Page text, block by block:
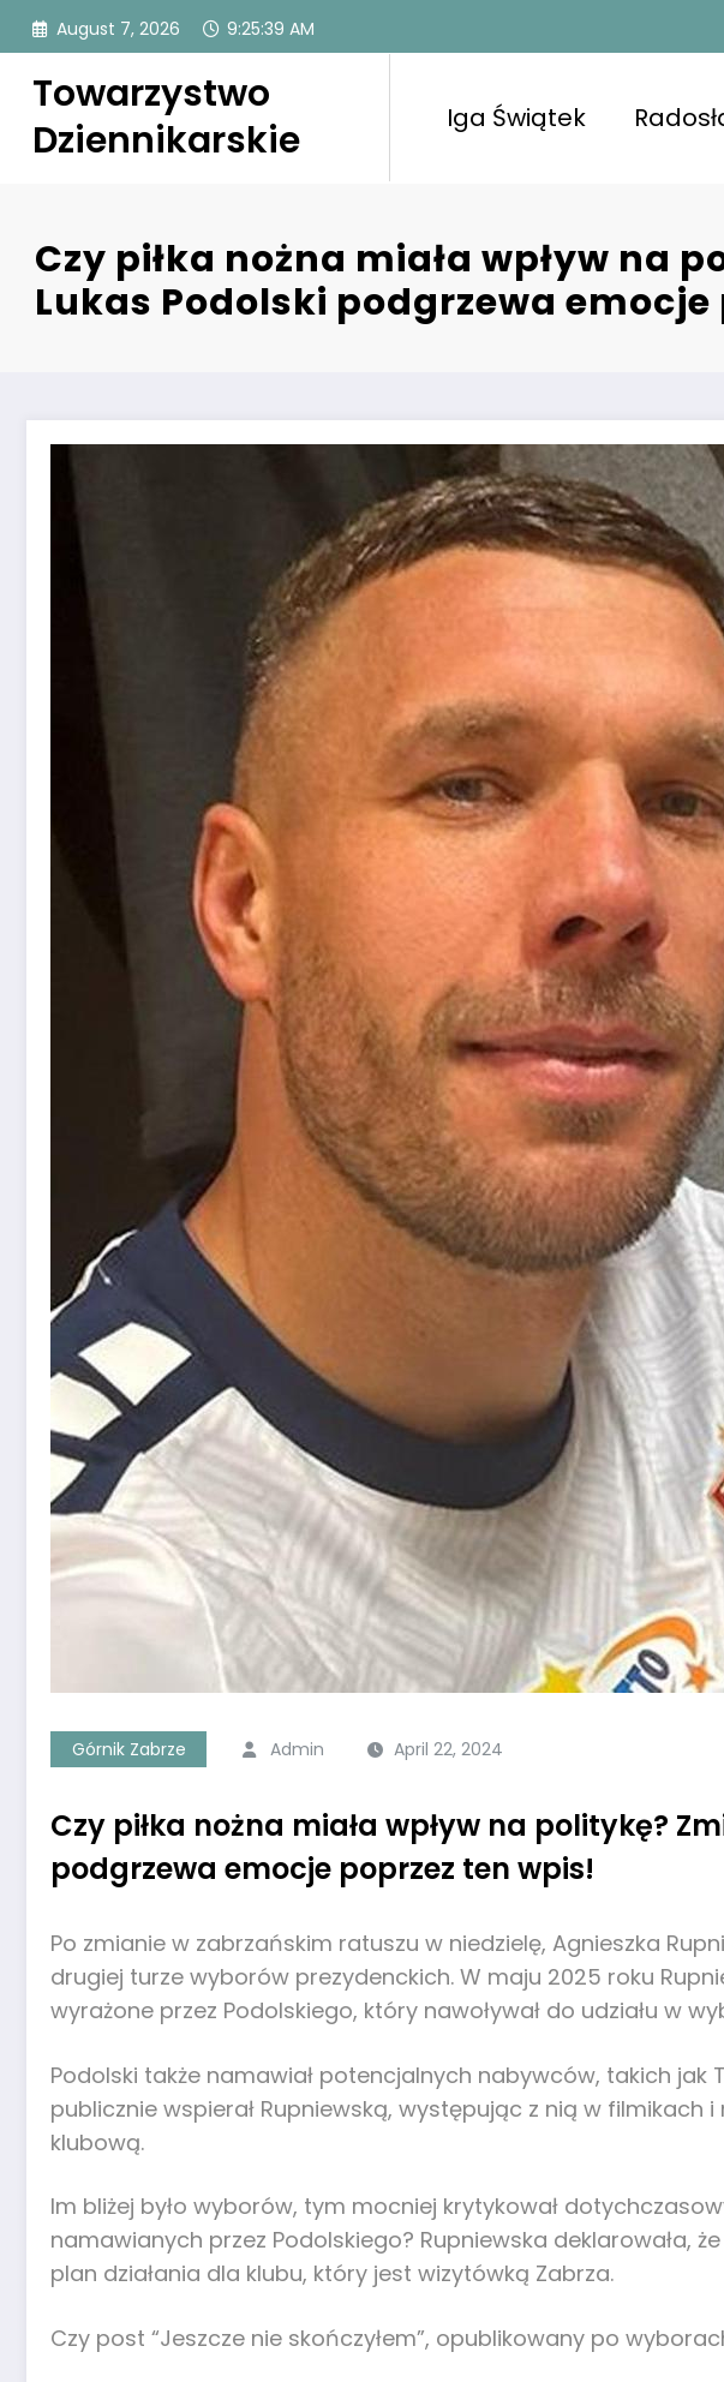
Skip
content
August 7, 2026 9:25:40 AM
Towarzystwo
Dziennikarskie
Iga Świątek
Czy piłka nożna miała wpływ na
Lukas Podolski podgrzewa
Górnik Zabrze Admin April 22, 2024
Czy piłka nożna miała wpływ na politykę?
podgrzewa emocje poprzez ten wpis!
Po zmianie w zabrzańskim ratuszu w niedzielę, Agnieszka
drugiej turze wyborów prezydenckich. W maju 2025 roku
wyrażone przez Podolskiego, który nawoływał do udziału w
Podolski także namawiał potencjalnych nabywców, takich jak
publicznie wspierał Rupniewską, występując z nią w filmikach
klubową.
Im bliżej było wyborów, tym mocniej krytykował
namawianych przez Podolskiego? Rupniewska deklarowała,
plan działania dla klubu, który jest wizytówką Zabrza.
Czy post “Jeszcze nie skończyłem”, opublikowany po